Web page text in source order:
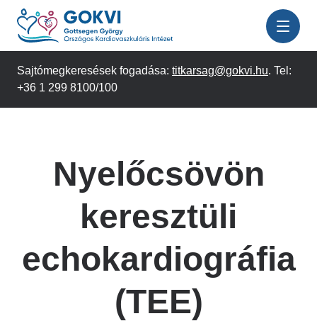
Ugrás
tartalomra
Sajtómegkeresések fogadása: titkarsag@gokvi.hu. Tel:
+36 1 299 8100/100
Nyelőcsövön
keresztüli
echokardiográfia
(TEE)